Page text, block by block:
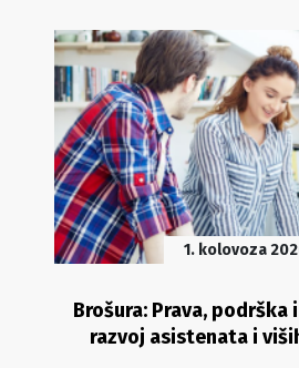
1. kolovoza
Brošura: Prava,
razvoj asistenata i